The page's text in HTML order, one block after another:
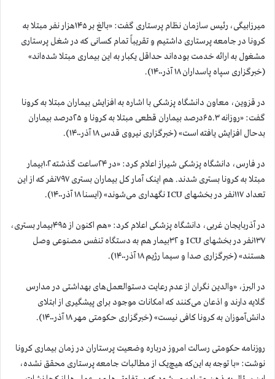
میرزابیگی، رئیس سازمان نظام پرستاری گفت: «بالغ بر ۱۴۵هزار نفر مبتلا به
کرونا در جامعه پرستاری داشتیم و تقریباً تمام کسانی که در شغل پرستاری
مشغول به ارائه خدمت بوده‌اند حداقل یکبار به این بیماری مبتلا شده‌اند»
(خبرگزاری سپاه پاسداران ۱۸ آذر۱۴۰۰).
در قزوین، معاون دانشگاه پزشکی با اشاره به افزایش بیماران مبتلا به کرونا
گفت: «روزانه ۶۵.۳درصد بیماران قطعی مبتلا به کرونا و ۲۵درصد بیماران
بدحال افزایش یافته است» (خبرگزاری نیروی قدس ۱۸ آذر۱۴۰۰).
در فارس، دانشگاه پزشکی شیراز اعلام کرد: «در ۲۴ساعت گذشته ۱۰۲بیمار
مبتلا به کرونا بستری شدند. هم اینک آمار کل بیماران بستری ۷۹۷نفر که از این
تعداد ۱۱۷نفر در بخشهای ICU نگهداری می‌شوند» (ایسنا ۱۸ آذر۱۴۰۰).
در آذربایجان غربی، دانشگاه پزشکی اعلام کرد: «هم اکنون از ۴۹۵بیمار بستری،
۱۳۷نفر در بخشهای ICU و ۳۲بیمار هم به دستگاه تنفس مصنوعی وصل
هستند» (خبرگزاری صدا و سیما رژیم ۱۸ آذر۱۴۰۰).
در البرز، «والدین نگران از عدم رعایت دستوالعمل‌های بهداشتی در مدارس
گلایه دارند و اذعان می‌کنند که امکانات موجود برای پیشگیری از ابتلای
دانش‌آموزان به کرونا کافی نیست» (خبرگزاری حکومتی مهر ۱۸ آذر۱۴۰۰).
روزنامه حکومتی رسالت امروز درباره وضعیت پرستاران در زمان بیماری کرونا
نوشت: «با توجه به این‌که هیچ‌یک از مطالبات جامعه پرستاری محقق نشده،